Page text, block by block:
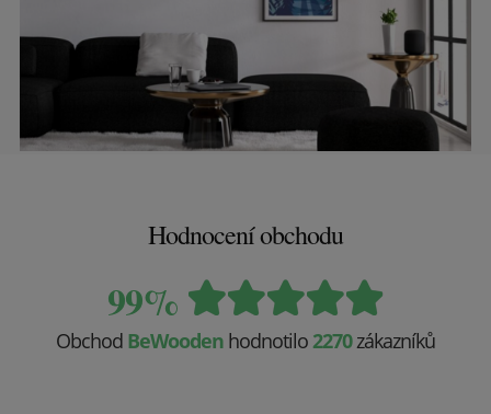
Hodnocení obchodu
99%
Obchod BeWooden hodnotilo 2270zákazníků